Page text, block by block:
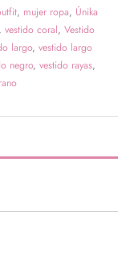
, mujer ropa, Únika
, vestido coral, Vestido
largo, vestido largo
negro, vestido rayas,